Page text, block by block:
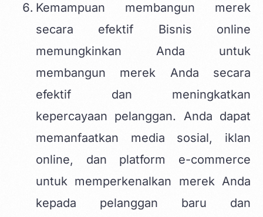
Kemampuan membangun merek
secara efektif Bisnis online
memungkinkan Anda untuk
membangun merek Anda secara
efektif dan meningkatkan
kepercayaan pelanggan. Anda dapat
memanfaatkan media sosial, iklan
online, dan platform e-commerce
untuk memperkenalkan merek Anda
kepada pelanggan baru dan